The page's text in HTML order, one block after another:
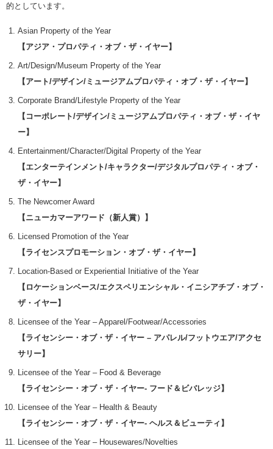
的としています。
Asian Property of the Year
【アジア・プロパティ・オブ・ザ・イヤー】
Art/Design/Museum Property of the Year
【アート/デザイン/ミュージアムプロパティ・オブ・ザ・イヤー】
Corporate Brand/Lifestyle Property of the Year
【コーポレート/デザイン/ミュージアムプロパティ・オブ・ザ・イヤ
ー】
Entertainment/Character/Digital Property of the Year
【エンターテインメント/キャラクター/デジタルプロパティ・オブ・
ザ・イヤー】
The Newcomer Award
【ニューカマーアワード（新人賞）】
Licensed Promotion of the Year
【ライセンスプロモーション・オブ・ザ・イヤー】
Location-Based or Experiential Initiative of the Year
【ロケーションベース/エクスペリエンシャル・イニシアチブ・オブ・
ザ・イヤー】
Licensee of the Year – Apparel/Footwear/Accessories
【ライセンシー・オブ・ザ・イヤー – アパレル/フットウエア/アクセ
サリー】
Licensee of the Year – Food & Beverage
【ライセンシー・オブ・ザ・イヤー- フード＆ビバレッジ】
Licensee of the Year – Health & Beauty
【ライセンシー・オブ・ザ・イヤー- ヘルス＆ビューティ】
Licensee of the Year – Housewares/Novelties